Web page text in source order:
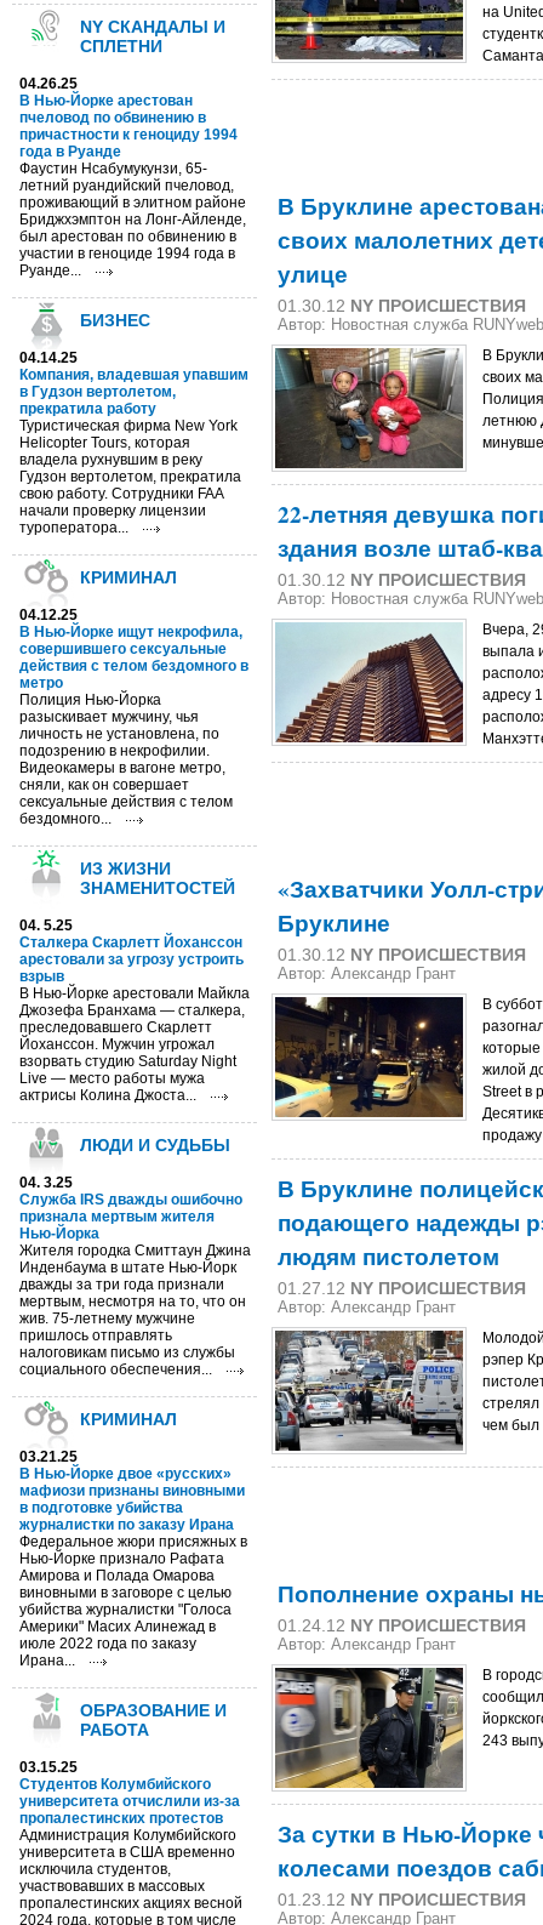
NY СКАНДАЛЫ И
СПЛЕТНИ
04.26.25
В Нью-Йорке арестован
пчеловод по обвинению в
причастности к геноциду 1994
года в Руанде
Фаустин Нсабумукунзи, 65-
летний руандийский пчеловод,
проживающий в элитном районе
Бриджхэмптон на Лонг-Айленде,
был арестован по обвинению в
участии в геноциде 1994 года в
Руанде...
БИЗНЕС
04.14.25
Компания, владевшая упавшим
в Гудзон вертолетом,
прекратила работу
Туристическая фирма New York
Helicopter Tours, которая
владела рухнувшим в реку
Гудзон вертолетом, прекратила
свою работу. Сотрудники FAA
начали проверку лицензии
туроператора...
КРИМИНАЛ
04.12.25
В Нью-Йорке ищут некрофила,
совершившего сексуальные
действия с телом бездомного в
метро
Полиция Нью-Йорка
разыскивает мужчину, чья
личность не установлена, по
подозрению в некрофилии.
Видеокамеры в вагоне метро,
сняли, как он совершает
сексуальные действия с телом
бездомного...
ИЗ ЖИЗНИ
ЗНАМЕНИТОСТЕЙ
04. 5.25
Сталкера Скарлетт Йоханссон
арестовали за угрозу устроить
взрыв
В Нью-Йорке арестовали Майкла
Джозефа Бранхама — сталкера,
преследовавшего Скарлетт
Йоханссон. Мужчин угрожал
взорвать студию Saturday Night
Live — место работы мужа
актрисы Колина Джоста...
ЛЮДИ И СУДЬБЫ
04. 3.25
Cлужба IRS дважды ошибочно
признала мертвым жителя
Нью-Йорка
Жителя городка Смиттаун Джина
Инденбаума в штате Нью-Йорк
дважды за три года признали
мертвым, несмотря на то, что он
жив. 75-летнему мужчине
пришлось отправлять
налоговикам письмо из службы
социального обеспечения...
КРИМИНАЛ
03.21.25
В Нью-Йорке двое «русских»
мафиози признаны виновными
в подготовке убийства
журналистки по заказу Ирана
Федеральное жюри присяжных в
Нью-Йорке признало Рафата
Амирова и Полада Омарова
виновными в заговоре с целью
убийства журналистки "Голоса
Америки" Масих Алинежад в
июле 2022 года по заказу
Ирана...
ОБРАЗОВАНИЕ И
РАБОТА
03.15.25
Студентов Колумбийского
университета отчислили из-за
пропалестинских протестов
Администрация Колумбийского
университета в США временно
исключила студентов,
участвовавших в массовых
пропалестинских акциях весной
2024 года, которые в том числе
на
В Бруклине
своих малолетних
улице
01.30.12 NY ПРОИСШЕСТВИЯ
Автор: Новостная служба RUNYweb
В
своих
летнюю
22-летняя девушка
здания возле штаб-
01.30.12 NY ПРОИСШЕСТВИЯ
Автор: Новостная служба RUNYweb
Вчера,
выпала
адресу
«Захватчики Уолл-
Бруклине
01.30.12 NY ПРОИСШЕСТВИЯ
Автор: Александр Грант
В
жилой
Street в
В Бруклине
подающего надежды
людям пистолетом
01.27.12 NY ПРОИСШЕСТВИЯ
Автор: Александр Грант
рэпер
чем был
Пополнение охраны
01.24.12 NY ПРОИСШЕСТВИЯ
Автор: Александр Грант
В
243
За сутки в Нью-Йорке
колесами поездов
01.23.12 NY ПРОИСШЕСТВИЯ
Автор: Александр Грант